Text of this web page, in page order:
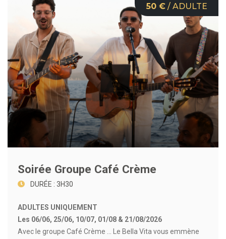
50 €/ ADULTE
Soirée Groupe Café Crème
DURÉE : 3H30
ADULTES UNIQUEMENT
Les 06/06, 25/06, 10/07, 01/08 & 21/08/2026
Avec le groupe Café Crème ... Le Bella Vita vous emmène